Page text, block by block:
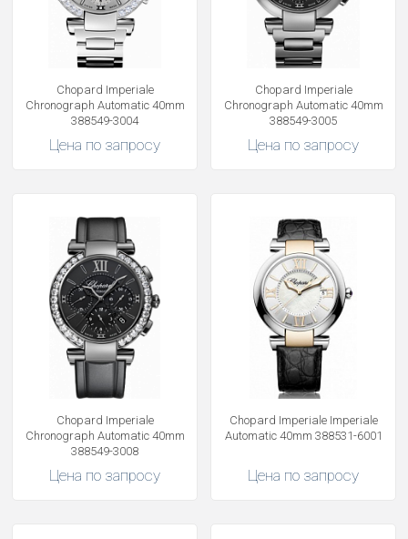
Chopard Imperiale
Chronograph Automatic 40mm
388549-3004
Цена по запросу
Chopard Imperiale
Chronograph Automatic 40mm
388549-3005
Цена по запросу
Chopard Imperiale
Chronograph Automatic 40mm
388549-3008
Цена по запросу
Chopard Imperiale Imperiale
Automatic 40mm 388531-6001
Цена по запросу